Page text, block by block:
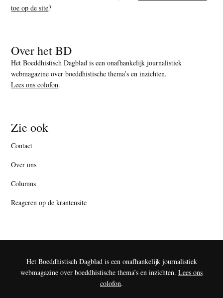
toe op de site?
Over het BD
Het Boeddhistisch Dagblad is een onafhankelijk journalistiek
webmagazine over boeddhistische thema’s en inzichten.
Lees ons colofon.
Zie ook
Contact
Over ons
Columns
Reageren op de krantensite
Het Boeddhistisch Dagblad is een onafhankelijk journalistiek
webmagazine over boeddhistische thema’s en inzichten. Lees ons
colofon.